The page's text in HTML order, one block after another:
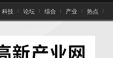
科技 论坛 综合 产业 热点